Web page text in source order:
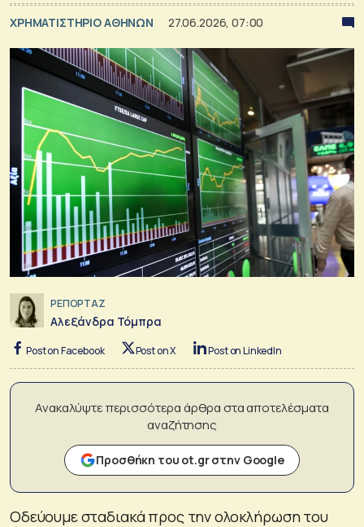
XΡΗΜΑΤΙΣΤΗΡΙΟ ΑΘΗΝΩΝ 27.06.2026, 07:00
ΡΕΠΟΡΤΑΖ
Αλεξάνδρα Τόμπρα
Post on Facebook Post on X Post on LinkedIn
Ανακαλύψτε περισσότερα άρθρα στα αποτελέσματα
αναζήτησης
Προσθήκη του ot.gr στην Google
Οδεύουμε σταδιακά προς την ολοκλήρωση του